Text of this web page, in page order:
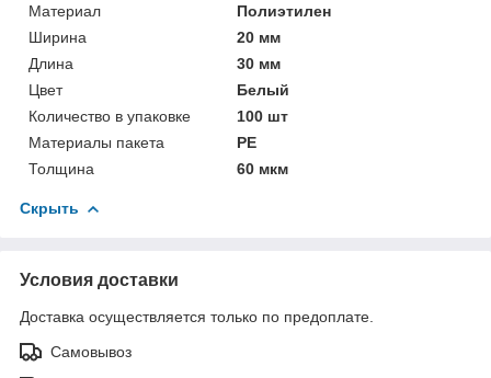
Материал
Полиэтилен
Ширина
20 мм
Длина
30 мм
Цвет
Белый
Количество в упаковке
100 шт
Материалы пакета
РЕ
Толщина
60 мкм
Скрыть
Условия доставки
Доставка осуществляется только по предоплате.
Самовывоз